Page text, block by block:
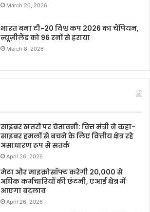
March 20, 2026
भारत बना टी-20 विश्व कप 2026 का चैंपियन,
न्यूज़ीलैंड को 96 रनों से हराया
March 8, 2026
साइबर खतरों पर चेतावनी: वित्त मंत्री ने कहा-
साइबर हमलों से बचने के लिए वित्तीय क्षेत्र रहे
असाधारण रूप से सतर्क
April 26, 2026
मेटा और माइक्रोसॉफ्ट करेगी 20,000 से
अधिक कर्मचारियों की छंटनी, एआई क्षेत्र में
आएगा बदलाव
April 26, 2026